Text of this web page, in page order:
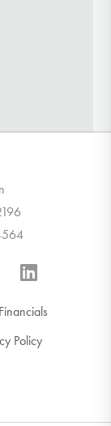
Policy